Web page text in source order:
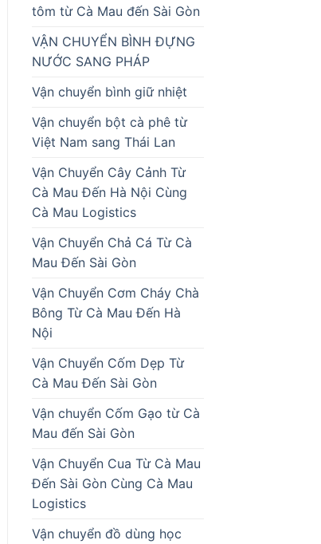
tôm từ Cà Mau đến Sài Gòn
VẬN CHUYỂN BÌNH ĐỰNG
NƯỚC SANG PHÁP
Vận chuyển bình giữ nhiệt
Vận chuyển bột cà phê từ
Việt Nam sang Thái Lan
Vận Chuyển Cây Cảnh Từ
Cà Mau Đến Hà Nội Cùng
Cà Mau Logistics
Vận Chuyển Chả Cá Từ Cà
Mau Đến Sài Gòn
Vận Chuyển Cơm Cháy Chà
Bông Từ Cà Mau Đến Hà
Nội
Vận Chuyển Cốm Dẹp Từ
Cà Mau Đến Sài Gòn
Vận chuyển Cốm Gạo từ Cà
Mau đến Sài Gòn
Vận Chuyển Cua Từ Cà Mau
Đến Sài Gòn Cùng Cà Mau
Logistics
Vận chuyển đồ dùng học